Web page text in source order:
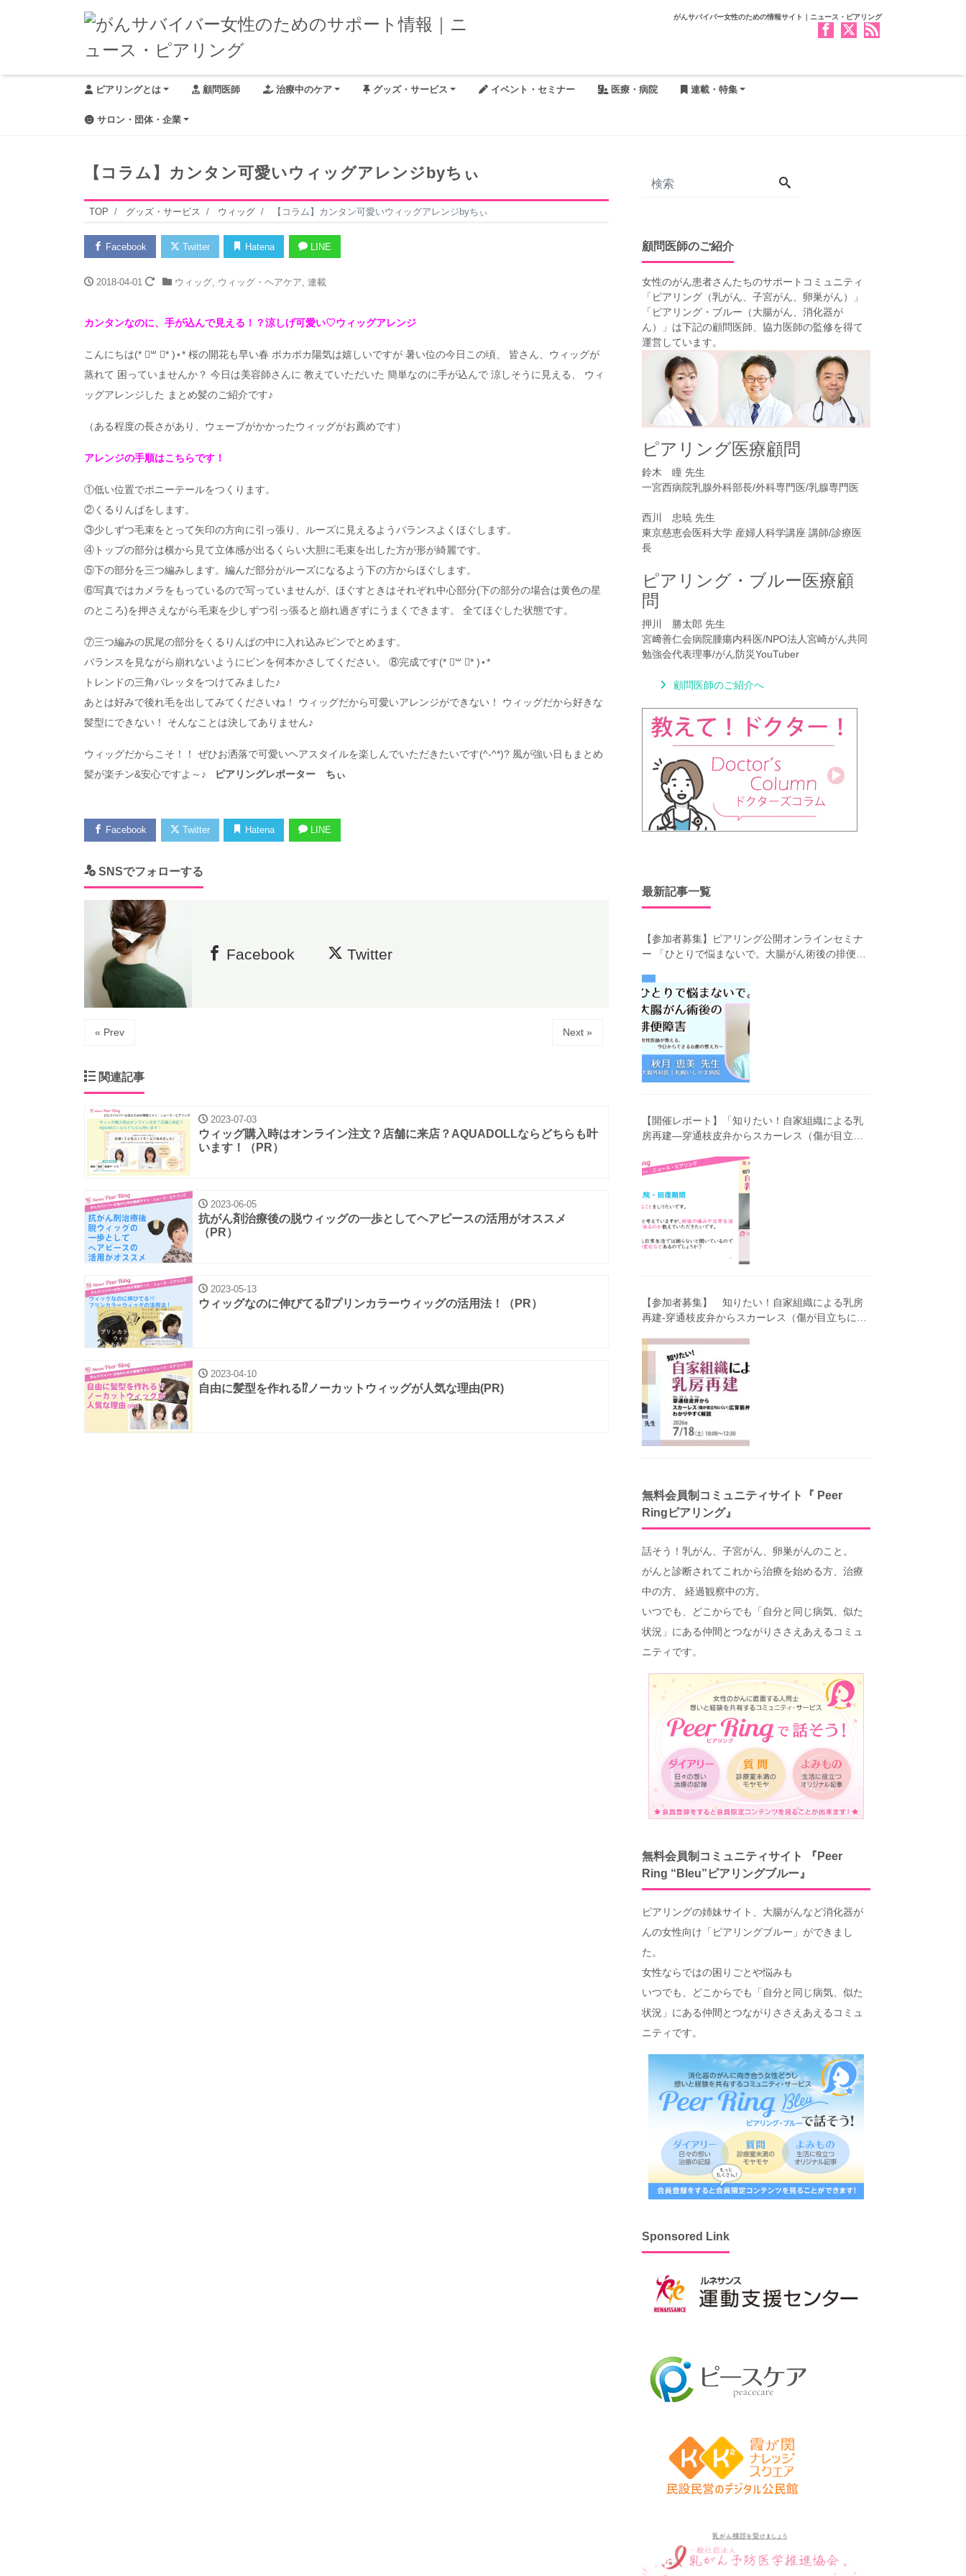
がんサバイバー女性のための情報サイト｜ニュース・ピアリング
ピアリングとは 顧問医師 治療中のケア グッズ・サービス イベント・セミナー 医療・病院 連載・特集
サロン・団体・企業
【コラム】カンタン可愛いウィッグアレンジbyちぃ
TOP グッズ・サービス ウィッグ 【コラム】カンタン可愛いウィッグアレンジbyちぃ
Facebook Twitter Hatena LINE
2018-04-01 ウィッグ, ウィッグ・ヘアケア 連載
カンタンなのに、手が込んで見える！？涼しげ可愛い♡ウィッグアレンジ
こんにちは(* ॑꒳ ॑* )⋆* 桜の開花も早い春 ポカポカ陽気は嬉しいですが 暑い位の今日この頃、 皆さん、ウィッグが
蒸れて 困っていませんか？ 今日は美容師さんに 教えていただいた 簡単なのに手が込んで 涼しそうに見える、 ウィ
ッグアレンジした まとめ髪のご紹介です♪
（ある程度の長さがあり、ウェーブがかかったウィッグがお薦めです）
アレンジの手順はこちらです！
①低い位置でポニーテールをつくります。
②くるりんぱをします。
③少しずつ毛束をとって矢印の方向に引っ張り、ルーズに見えるようバランスよくほぐします。
④トップの部分は横から見て立体感が出るくらい大胆に毛束を出した方が形が綺麗です。
⑤下の部分を三つ編みします。編んだ部分がルーズになるよう下の方からほぐします。
⑥写真ではカメラをもっているので写っていませんが、ほぐすときはそれぞれ中心部分(下の部分の場合は黄色の星
のところ)を押さえながら毛束を少しずつ引っ張ると崩れ過ぎずにうまくできます。 全てほぐした状態です。
⑦三つ編みの尻尾の部分をくるりんぱの中に入れ込みピンでとめます。
バランスを見ながら崩れないようにピンを何本かさしてください。 ⑧完成です(* ॑꒳ ॑* )⋆*
トレンドの三角バレッタをつけてみました♪
あとは好みで後れ毛を出してみてくださいね！ ウィッグだから可愛いアレンジができない！ ウィッグだから好きな
髪型にできない！ そんなことは決してありません♪
ウィッグだからこそ！！ ぜひお洒落で可愛いヘアスタイルを楽しんでいただきたいです(^-^*)? 風が強い日もまとめ
髪が楽チン&安心ですよ～♪
ピアリングレポーター ちぃ
Facebook Twitter Hatena LINE
SNSでフォローする
Facebook Twitter
« Prev Next »
関連記事
2023-07-03
ウィッグ購入時はオンライン注文？店舗に来店？AQUADOLLならどちらも叶
います！（PR）
2023-06-05
抗がん剤治療後の脱ウィッグの一歩としてヘアピースの活用がオススメ
（PR）
2023-05-13
ウィッグなのに伸びてる⁉プリンカラーウィッグの活用法！（PR）
2023-04-10
自由に髪型を作れる⁉ノーカットウィッグが人気な理由(PR)
顧問医師のご紹介
女性のがん患者さんたちのサポートコミュニティ
「 ピアリング（乳がん、子宮がん、卵巣がん）
」
「 ピアリング・ブルー（大腸がん、消化器が
ん）
」は下記の顧問医師、協力医師の監修を得て
運営しています。
ピアリング医療顧問
鈴木 瞳 先生
一宮西病院乳腺外科部長/外科専門医/乳腺専門医
西川 忠暁 先生
東京慈恵会医科大学 産婦人科学講座 講師/診療医
長
ピアリング・ブルー医療顧
問
押川 勝太郎 先生
宮﨑善仁会病院腫瘍内科医/NPO法人宮崎がん共同
勉強会代表理事/がん防災YouTuber
顧問医師のご紹介へ
最新記事一覧
【参加者募集】ピアリング公開オンラインセミナ
ー 「ひとりで悩まないで。大腸がん術後の排便障
え方～」（第41回笑顔塾）
【開催レポート】「知りたい！自家組織による乳
房再建―穿通枝皮弁からスカーレス（傷が目立ち
40回笑顔塾）
【参加者募集】 知りたい！自家組織による乳房
再建-穿通枝皮弁からスカーレス（傷が目立ちにく
塾）
無料会員制コミュニティサイト『 Peer
Ringピアリング』
話そう！乳がん、子宮がん、卵巣がんのこと。
がんと診断されてこれから治療を始める方、治療
中の方、 経過観察中の方。
いつでも、どこからでも「自分と同じ病気、似た
状況」にある仲間とつながりささえあえるコミュ
ニティです。
無料会員制コミュニティサイト 『Peer
Ring “Bleu”ピアリングブルー』
ピアリングの姉妹サイト、大腸がんなど消化器が
んの女性向け「ピアリングブルー」ができまし
た。
女性ならではの困りごとや悩みも
いつでも、どこからでも「自分と同じ病気、似た
状況」にある仲間とつながりささえあえるコミュ
ニティです。
Sponsored Link